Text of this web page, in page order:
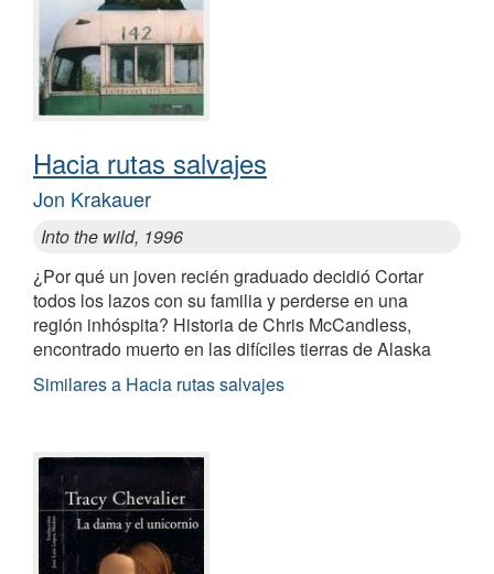
Hacia rutas salvajes
Jon Krakauer
Into the wild, 1996
¿Por qué un joven recién graduado decidió Cortar
todos los lazos con su familia y perderse en una
región inhóspita? Historia de Chris McCandless,
encontrado muerto en las difíciles tierras de Alaska
Similares a Hacia rutas salvajes